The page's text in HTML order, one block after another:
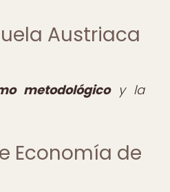
Austriaca
metodológicoy la
Economía de